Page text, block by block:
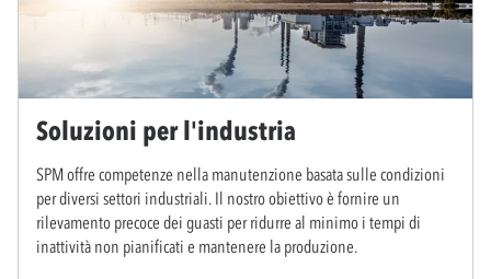
Soluzioni per l'industria
SPM offre competenze nella manutenzione basata sulle condizioni
per diversi settori industriali. Il nostro obiettivo è fornire un
rilevamento precoce dei guasti per ridurre al minimo i tempi di
inattività non pianificati e mantenere la produzione.